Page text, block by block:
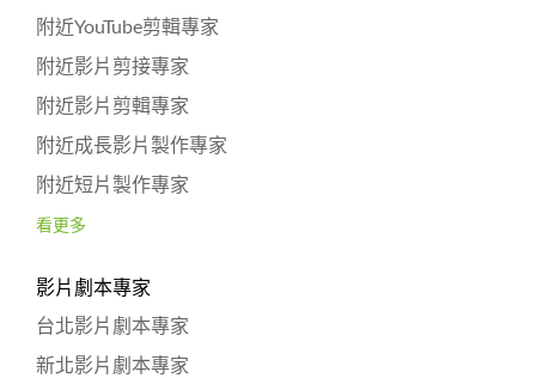
附近YouTube剪輯專家
附近影片剪接專家
附近影片剪輯專家
附近成長影片製作專家
附近短片製作專家
看更多
影片劇本專家
台北影片劇本專家
新北影片劇本專家